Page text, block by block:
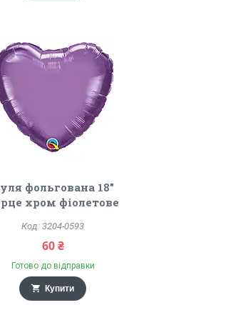
фольгована 18"
хром фіолетове
3204-0593
60 ₴
Готово до відправки
Купити